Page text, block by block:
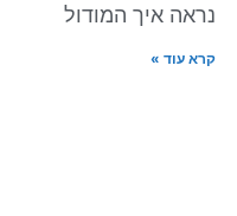
נראה איך המודול
קרא עוד »